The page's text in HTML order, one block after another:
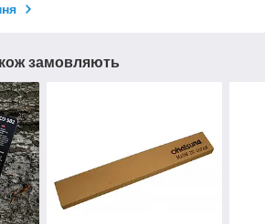
замовляють